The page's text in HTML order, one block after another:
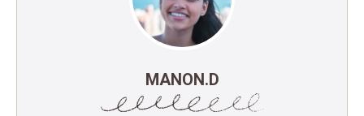
MANON.D